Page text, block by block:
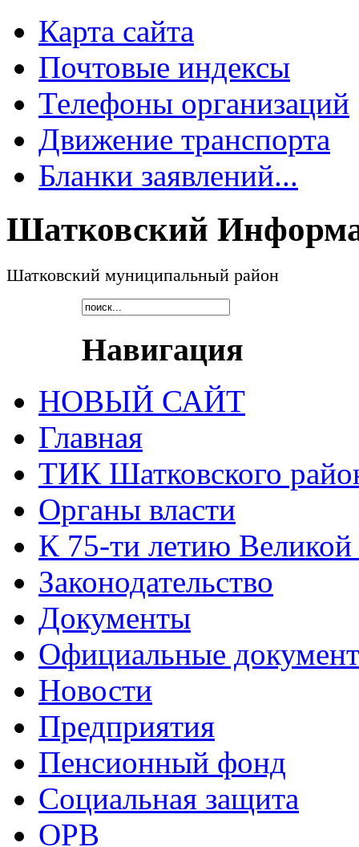
Карта сайта
Почтовые индексы
Телефоны организаций
Движение транспорта
Бланки заявлений...
Шатковский
Шатковский муниципальный район
Навигация
НОВЫЙ САЙТ
Главная
ТИК Шатковского
Органы власти
К 75-ти летию
Законодательство
Документы
Официальные
Новости
Предприятия
Пенсионный фонд
Социальная защита
ОРВ